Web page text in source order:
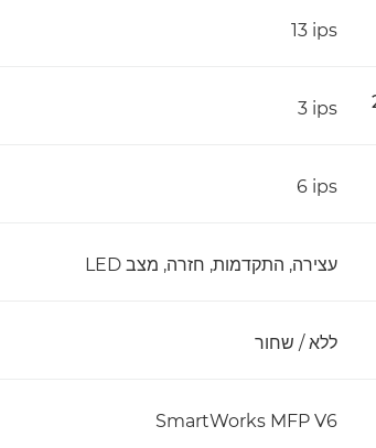
‎13 ips
‎3 ips
‎6 ips
עצירה, התקדמות, חזרה, מצב LED
ללא / שחור
SmartWorks MFP V6